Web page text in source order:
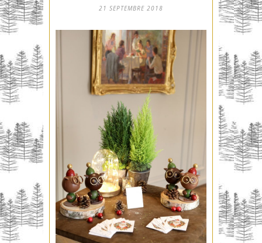
21 SEPTEMBRE 2018